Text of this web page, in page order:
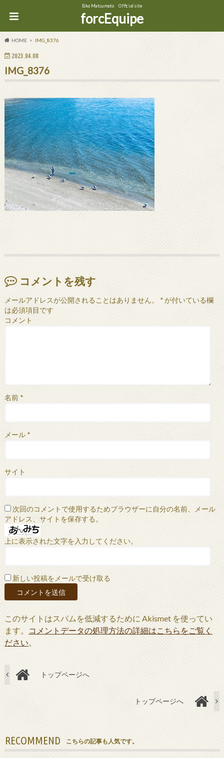
Eiko Matsumoto Official site
forcEquipe
HOME IMG_8376
2023.04.08
IMG_8376
コメントを残す
メールアドレスが公開されることはありません。 *が付いている欄
は必須項目です
コメント
名前 *
メール *
サイト
次回のコメントで使用するためブラウザーに自分の名前、メール
アドレス、サイトを保存する。
上に表示された文字を入力してください。
新しい投稿をメールで受け取る
このサイトはスパムを低減するために Akismet を使ってい
ます。
コメントデータの処理方法の詳細はこちらをご覧く
ださい。
トップページへ
トップページへ
RECOMMEND こちらの記事も人気です。